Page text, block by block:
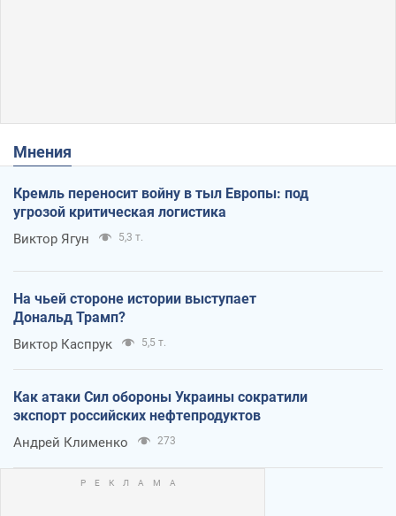
Мнения
Кремль переносит войну в тыл Европы: под
угрозой критическая логистика
Виктор Ягун 5,3 т.
На чьей стороне истории выступает
Дональд Трамп?
Виктор Каспрук 5,5 т.
Как атаки Сил обороны Украины сократили
экспорт российских нефтепродуктов
Андрей Клименко 273